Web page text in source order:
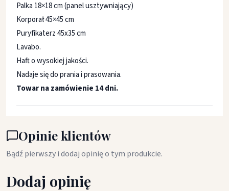
Palka 18×18 cm (panel usztywniający)
Korporał 45×45 cm
Puryfikaterz 45x35 cm
Lavabo.
Haft o wysokiej jakości.
Nadaje się do prania i prasowania.
Towar na zamówienie 14 dni.
Opinie klientów
Bądź pierwszy i dodaj opinię o tym produkcie.
Dodaj opinię